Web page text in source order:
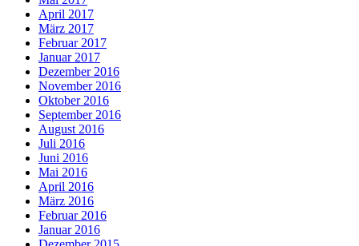
April 2017
März 2017
Februar 2017
Januar 2017
Dezember 2016
November 2016
Oktober 2016
September 2016
August 2016
Juli 2016
Juni 2016
Mai 2016
April 2016
März 2016
Februar 2016
Januar 2016